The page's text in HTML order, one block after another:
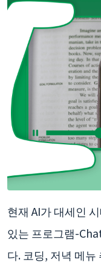
현재 AI가 대세인
있는 프로그램-
다. 코딩, 저녁 메